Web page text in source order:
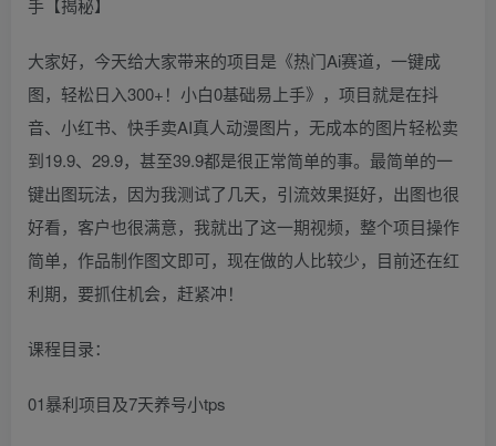
大家好，今天给大家带来的项目是《热门Ai赛道，一键成
图，轻松日入300+！小白0基础易上手》，项目就是在抖
音、小红书、快手卖AI真人动漫图片，无成本的图片轻松卖
到19.9、29.9，甚至39.9都是很正常简单的事。最简单的一
键出图玩法，因为我测试了几天，引流效果挺好，出图也很
好看，客户也很满意，我就出了这一期视频，整个项目操作
简单，作品制作图文即可，现在做的人比较少，目前还在红
利期，要抓住机会，赶紧冲！
课程目录：
01暴利项目及7天养号小tps